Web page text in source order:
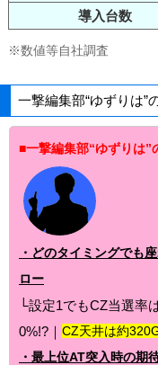
導入台数
※数値等自社調査
一撃編集部“ゆずりは”
■一撃編集部“ゆずりは”
・どのタイミングでも
ロー
└設定1でもCZ当選率
0%!?｜ CZ天井は約
・最上位AT突入時の期